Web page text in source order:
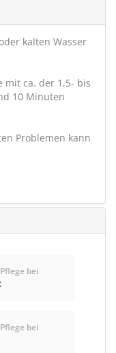
kalten Wasser
mit ca. der 1,5- bis
10 Minuten
Problemen kann
bei
bei